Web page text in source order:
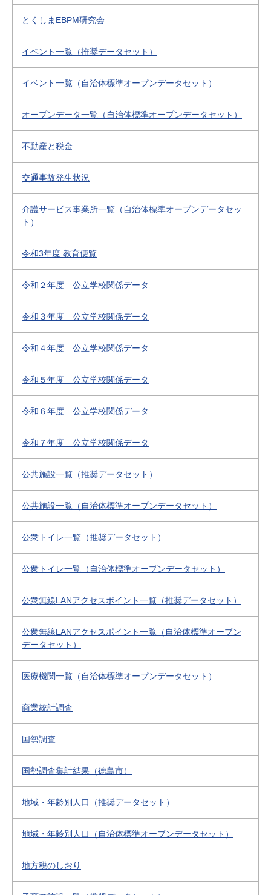
とくしまEBPM研究会
イベント一覧（推奨データセット）
イベント一覧（自治体標準オープンデータセット）
オープンデータ一覧（自治体標準オープンデータセット）
不動産と税金
交通事故発生状況
介護サービス事業所一覧（自治体標準オープンデータセッ
ト）
令和3年度 教育便覧
令和２年度 公立学校関係データ
令和３年度 公立学校関係データ
令和４年度 公立学校関係データ
令和５年度 公立学校関係データ
令和６年度 公立学校関係データ
令和７年度 公立学校関係データ
公共施設一覧（推奨データセット）
公共施設一覧（自治体標準オープンデータセット）
公衆トイレ一覧（推奨データセット）
公衆トイレ一覧（自治体標準オープンデータセット）
公衆無線LANアクセスポイント一覧（推奨データセット）
公衆無線LANアクセスポイント一覧（自治体標準オープン
データセット）
医療機関一覧（自治体標準オープンデータセット）
商業統計調査
国勢調査
国勢調査集計結果（徳島市）
地域・年齢別人口（推奨データセット）
地域・年齢別人口（自治体標準オープンデータセット）
地方税のしおり